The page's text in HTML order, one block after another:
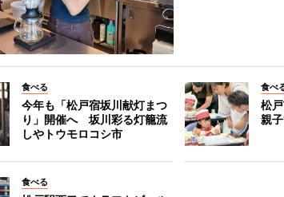
食べる
今年も「松戸宿坂川献灯まつ
り」開催へ 坂川彩る灯籠流
しやトウモロコシ市
食べ
松
親
食べる